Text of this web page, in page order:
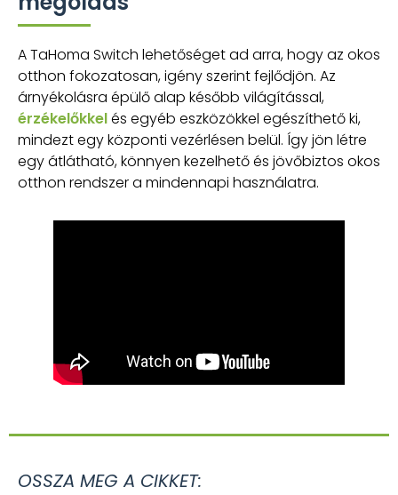
A TaHoma Switch lehetőséget ad arra, hogy az okos
otthon fokozatosan, igény szerint fejlődjön. Az
árnyékolásra épülő alap később világítással,
érzékelőkkelés egyéb eszközökkel egészíthető ki,
mindezt egy központi vezérlésen belül. Így jön létre
egy átlátható, könnyen kezelhető és jövőbiztos okos
otthon rendszer a mindennapi használatra.
OSSZA MEG A CIKKET: